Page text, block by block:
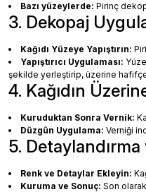
Bazı yüzeylerde: Pirinç
3. Dekopaj
Kağıdı Yüzeye Yapıştırın:
Yapıştırıcı Uygulaması:
şekilde yerleştirip, üzerine hafifçe
4. Kağıdın
Kuruduktan Sonra Vernik:
Düzgün Uygulama: Verniği
5.
Renk ve Detaylar Ekleyin:
Kuruma ve Sonuç: Son